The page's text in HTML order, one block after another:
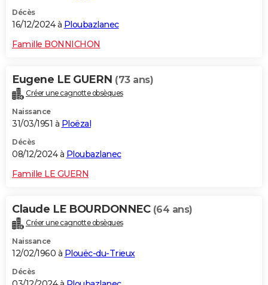
Décès
16/12/2024 à Ploubazlanec
Famille BONNICHON
Eugene LE GUERN (73 ans)
Créer une cagnotte obsèques
Naissance
31/03/1951 à Ploëzal
Décès
08/12/2024 à Ploubazlanec
Famille LE GUERN
Claude LE BOURDONNEC (64 ans)
Créer une cagnotte obsèques
Naissance
12/02/1960 à Plouëc-du-Trieux
Décès